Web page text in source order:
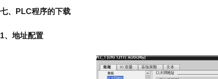
七、PLC程序的下载
1、地址配置